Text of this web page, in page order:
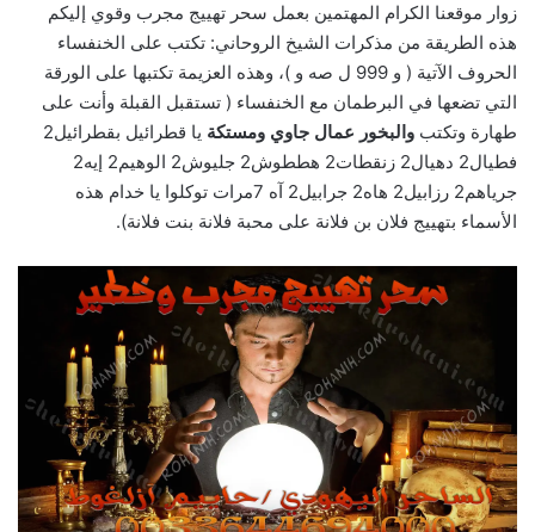
زوار موقعنا الكرام المهتمين بعمل سحر تهييج مجرب وقوي إليكم
هذه الطريقة من مذكرات الشيخ الروحاني: تكتب على الخنفساء
الحروف الآتية ( و 999 ل صه و )، وهذه العزيمة تكتبها على الورقة
التي تضعها في البرطمان مع الخنفساء ( تستقبل القبلة وأنت على
طهارة وتكتب والبخور عمال جاوي ومستكة
يا قطرائيل بقطرائيل2
فطيال2 دهيال2 زنقطات2 هططوش2 جليوش2 الوهيم2 إيه2
جرياهم2 رزابيل2 هاه2 جرابيل2 آه 7مرات توكلوا يا خدام هذه
الأسماء بتهييج فلان بن فلانة على محبة فلانة بنت فلانة).